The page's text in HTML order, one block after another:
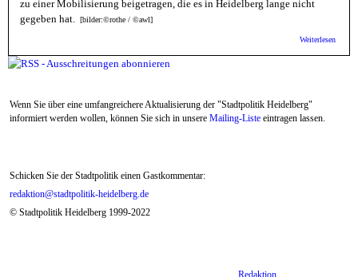
zu einer Mobilisierung beigetragen, die es in Heidelberg lange nicht
gegeben hat. [bilder:©rothe / ©awl]
Weiterlesen
Wenn Sie über eine umfangreichere Aktualisierung der "Stadtpolitik Heidelberg"
informiert werden wollen, können Sie sich in unsere Mailing-Liste eintragen lassen.
Schicken Sie der Stadtpolitik einen Gastkommentar:
redaktion@stadtpolitik-heidelberg.de
© Stadtpolitik Heidelberg 1999-2022